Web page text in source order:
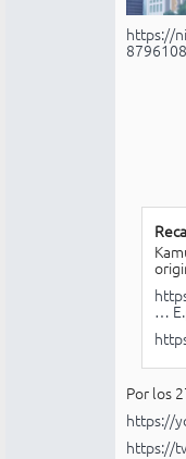
https://
…
Por los
https://
https://